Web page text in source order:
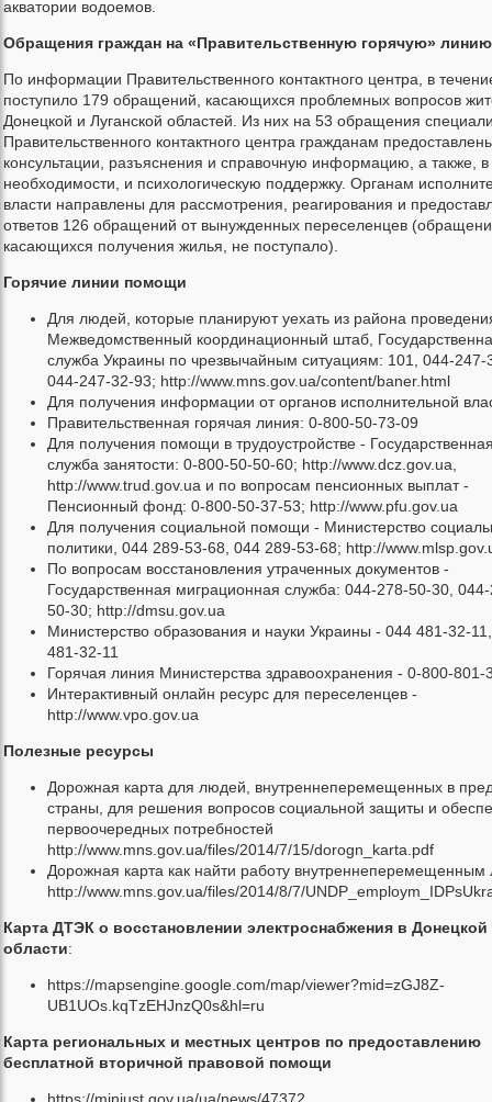
акватории водоемов.
Обращения граждан на «Правительственную горячую» линию
По информации Правительственного контактного центра, в
поступило 179 обращений, касающихся проблемных вопросов
Донецкой и Луганской областей. Из них на 53 обращения
Правительственного контактного центра гражданам
консультации, разъяснения и справочную информацию, а также, в
необходимости, и психологическую поддержку. Органам
власти направлены для рассмотрения, реагирования и
ответов 126 обращений от вынужденных переселенцев
касающихся получения жилья, не поступало).
Горячие линии помощи
Для людей, которые планируют уехать из района
Межведомственный координационный штаб,
служба Украины по чрезвычайным ситуациям: 101, 044-247-
044-247-32-93; http://www.mns.gov.ua/content/baner.html
Для получения информации от органов исполнительной
Правительственная горячая линия: 0-800-50-73-09
Для получения помощи в трудоустройстве -
служба занятости: 0-800-50-50-60; http://www.dcz.gov.ua,
http://www.trud.gov.ua и по вопросам пенсионных выплат -
Пенсионный фонд: 0-800-50-37-53; http://www.pfu.gov.ua
Для получения социальной помощи - Министерство
политики, 044 289-53-68, 044 289-53-68; http://
По вопросам восстановления утраченных документов -
Государственная миграционная служба: 044-278-50-30,
50-30; http://dmsu.gov.ua
Министерство образования и науки Украины - 044 481-32-
481-32-11
Горячая линия Министерства здравоохранения - 0-800-801-
Интерактивный онлайн ресурс для переселенцев -
http://www.vpo.gov.ua
Полезные ресурсы
Дорожная карта для людей, внутреннеперемещенных в
страны, для решения вопросов социальной защиты и
первоочередных потребностей
http://www.mns.gov.ua/files/2014/7/15/dorogn_karta.pdf
Дорожная карта как найти работу внутреннеперемещенным
http://www.mns.gov.ua/files/2014/8/7/
Карта ДТЭК о восстановлении электроснабжения в Донецкой
области:
https://mapsengine.google.com/map/viewer?mid=zGJ8Z-
UB1UOs.kqTzEHJnzQ0s&hl=ru
Карта региональных и местных центров по предоставлению
бесплатной вторичной правовой помощи